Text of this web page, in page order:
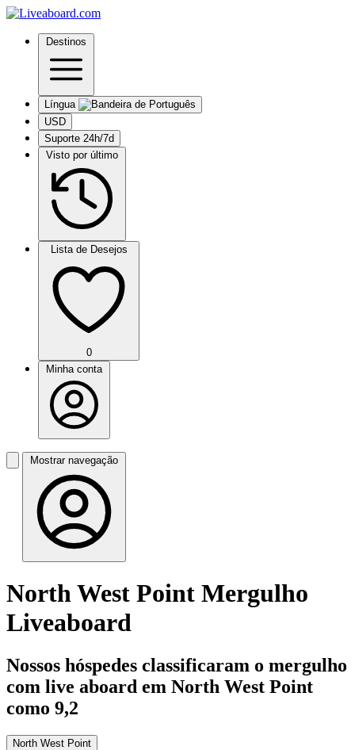
Destinos
Língua
USD
Suporte 24h/7d
Visto por último
Lista de Desejos
0
Minha conta
Mostrar navegação
North West Point Mergulho
Liveaboard
Nossos hóspedes classificaram o mergulho
com live aboard em North West Point
como 9,2
North West Point